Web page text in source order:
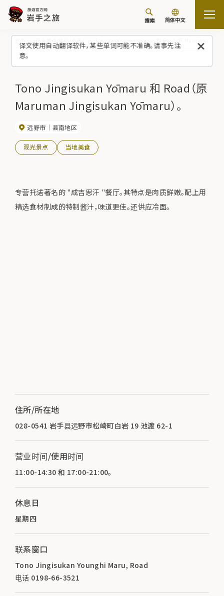
译文使用自动翻译软件，某些单词可能不准确。请事先注
意。
搜索 简体中文
Tono Jingisukan Yōmaru 和 Road（原
Maruman Jingisukan Yōmaru）。
远野市 县南地区
观光景点 当地美食
专营托诺著名的 "成吉思汗 "餐厅。其特点是肉质鲜嫩。配上用
精选食材制成的特制酱汁，味道更佳。还供应冷面。
住所/所在地
028-0541 岩手县远野市松崎町白岩 19 池渡 62-1
营业时间/使用时间
11:00-14:30 和 17:00-21:00。
休息日
星期四
联系窗口
Tono Jingisukan Younghi Maru, Road
电话 0198-66-3521